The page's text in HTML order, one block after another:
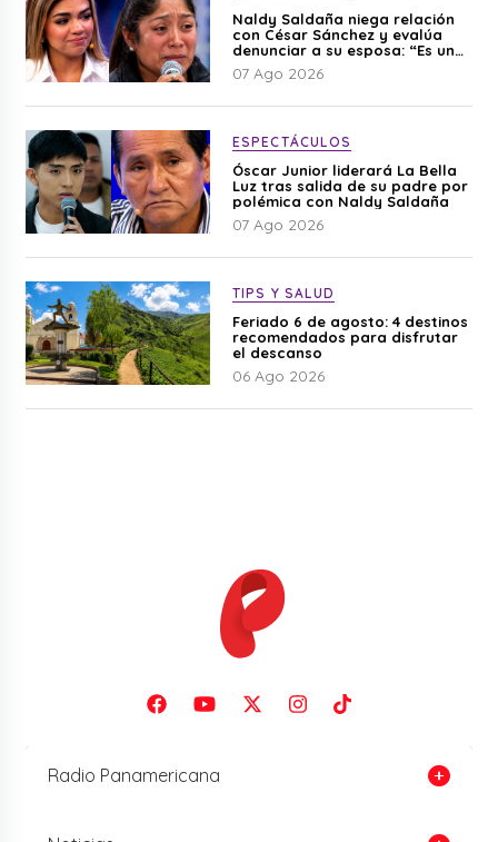
Naldy Saldaña niega relación
con César Sánchez y evalúa
denunciar a su esposa: “Es una
difamación”
07 Ago 2026
ESPECTÁCULOS
Óscar Junior liderará La Bella
Luz tras salida de su padre por
polémica con Naldy Saldaña
07 Ago 2026
TIPS Y SALUD
Feriado 6 de agosto: 4 destinos
recomendados para disfrutar
el descanso
06 Ago 2026
Radio Panamericana